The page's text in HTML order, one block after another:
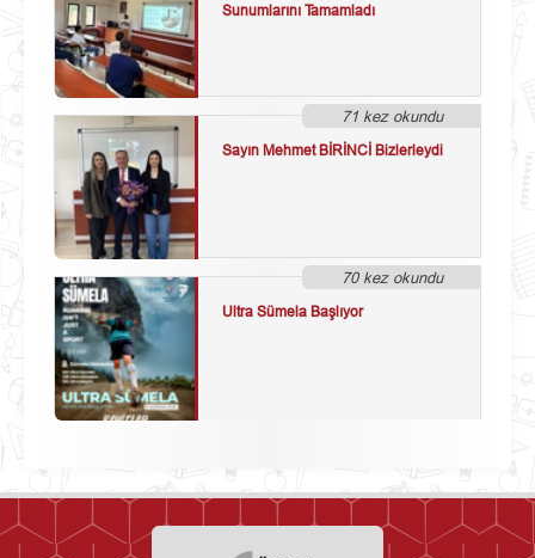
Sunumlarını Tamamladı
71 kez okundu
Sayın Mehmet BİRİNCİ Bizlerleydi
70 kez okundu
Ultra Sümela Başlıyor